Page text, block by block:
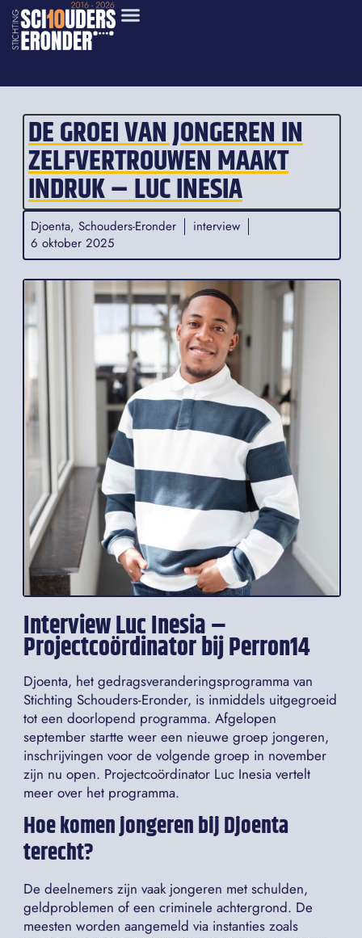
DE GROEI VAN JONGEREN IN
ZELFVERTROUWEN MAAKT
INDRUK – LUC INESIA
Djoenta, Schouders-Eronder
interview
6 oktober 2025
Interview Luc Inesia –
Projectcoördinator bij Perron14
Djoenta, het gedragsveranderingsprogramma van
Stichting Schouders-Eronder, is inmiddels uitgegroeid
tot een doorlopend programma. Afgelopen
september startte weer een nieuwe groep jongeren,
inschrijvingen voor de volgende groep in november
zijn nu open. Projectcoördinator Luc Inesia vertelt
meer over het programma.
Hoe komen jongeren bij Djoenta
terecht?
De deelnemers zijn vaak jongeren met schulden,
geldproblemen of een criminele achtergrond. De
meesten worden aangemeld via instanties zoals